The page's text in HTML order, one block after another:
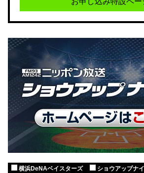
横浜DeNAベイスターズ ショウアップナ